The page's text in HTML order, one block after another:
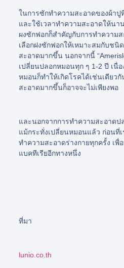
ในการซักทำความสะอาดของผ้า
และใช้เวลาทำความสะอาดให้นา
ผงซักฟอกก็สำคัญกับการทำความส
เลือกฝงซักฟอกให้เหมาะสมกับช
สะอาดมากขึ้น นอกจากนี้
เปลี่ยนปลอกหมอนทุก ๆ 1-2 ปี เนื่
หมอนก็ทำให้เกิดโรคได้เช่นเดียว
สะอาดมากขึ้นก็อาจจะไม่เพียงพอ
และนอกจากการทำความสะอาด
แม้กระทั่งเปลี่ยนหมอนแล้ว ก่อนที่
ทำความสะอาดร่างกายทุกครั้ง เพื่
แบคทีเรียอีกทางหนึ่ง
ที่มา
lunio.co.th